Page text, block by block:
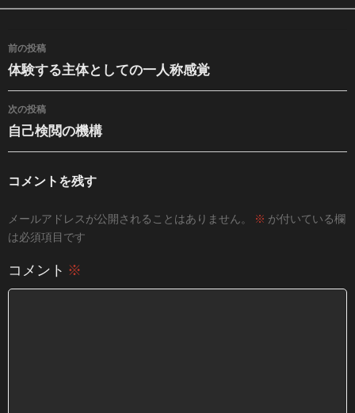
投稿ナビゲーション
前の投稿
体験する主体としての一人称感覚
次の投稿
自己検閲の機構
コメントを残す
メールアドレスが公開されることはありません。 ※ が付いている欄
は必須項目です
コメント ※